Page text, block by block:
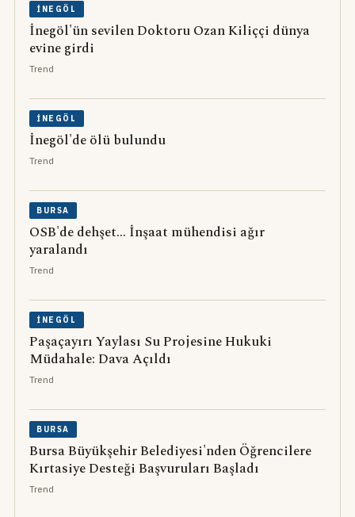
İNEGÖL
İnegöl'ün sevilen Doktoru Ozan Kiliççi dünya
evine girdi
Trend
İNEGÖL
İnegöl'de ölü bulundu
Trend
BURSA
OSB'de dehşet... İnşaat mühendisi ağır
yaralandı
Trend
İNEGÖL
Paşaçayırı Yaylası Su Projesine Hukuki
Müdahale: Dava Açıldı
Trend
BURSA
Bursa Büyükşehir Belediyesi'nden Öğrencilere
Kırtasiye Desteği Başvuruları Başladı
Trend